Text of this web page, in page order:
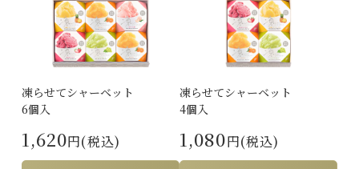
凍らせてシャーベット
6個入
1,620円(税込)
凍らせてシャーベット
4個入
1,080円(税込)